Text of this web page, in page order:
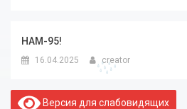
НАМ-95!
16.04.2025 creator
Версия для слабовидящих